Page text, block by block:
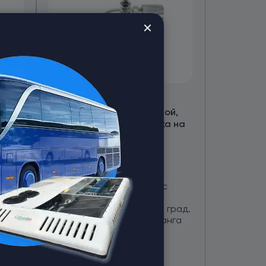
RC-U07375, фитинг
соединительный с резьбой,
90°, на шланг 1 1/8″, гайка на
46, фланец 42 мм., доп.
подключение O-Ring
spares-theme
Фитинг соединительный с
резьбой, на шланг 1 1/8"
Материал: сталь Угол: 90 град.
Внутренних диаметр шланга
28,5 мм. Гайка на 46.
Присоединительный диаметр
фланца: 42 мм. Расстояние
от4 128